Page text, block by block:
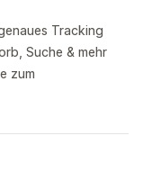
Tracking
Suche & mehr
zum